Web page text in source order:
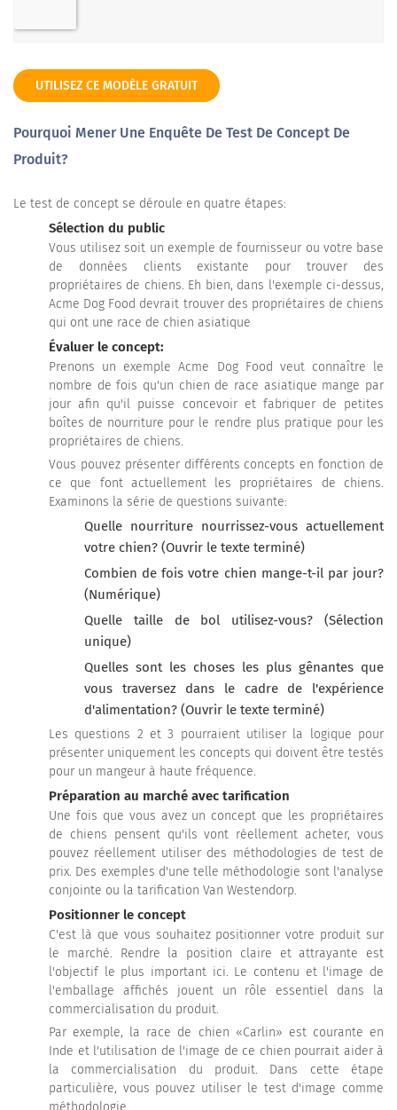
UTILISEZ CE MODÈLE GRATUIT
Pourquoi Mener Une Enquête De Test De Concept De
Produit?
Le test de concept se déroule en quatre étapes:
Sélection du public
Vous utilisez soit un exemple de fournisseur ou votre base
de données clients existante pour trouver des
propriétaires de chiens. Eh bien, dans l'exemple ci-dessus,
Acme Dog Food devrait trouver des propriétaires de chiens
qui ont une race de chien asiatique
Évaluer le concept:
Prenons un exemple Acme Dog Food veut connaître le
nombre de fois qu'un chien de race asiatique mange par
jour afin qu'il puisse concevoir et fabriquer de petites
boîtes de nourriture pour le rendre plus pratique pour les
propriétaires de chiens.
Vous pouvez présenter différents concepts en fonction de
ce que font actuellement les propriétaires de chiens.
Examinons la série de questions suivante:
Quelle nourriture nourrissez-vous actuellement
votre chien? (Ouvrir le texte terminé)
Combien de fois votre chien mange-t-il par jour?
(Numérique)
Quelle taille de bol utilisez-vous? (Sélection
unique)
Quelles sont les choses les plus gênantes que
vous traversez dans le cadre de l'expérience
d'alimentation? (Ouvrir le texte terminé)
Les questions 2 et 3 pourraient utiliser la logique pour
présenter uniquement les concepts qui doivent être testés
pour un mangeur à haute fréquence.
Préparation au marché avec tarification
Une fois que vous avez un concept que les propriétaires
de chiens pensent qu'ils vont réellement acheter, vous
pouvez réellement utiliser des méthodologies de test de
prix. Des exemples d'une telle méthodologie sont l'analyse
conjointe ou la tarification Van Westendorp.
Positionner le concept
C'est là que vous souhaitez positionner votre produit sur
le marché. Rendre la position claire et attrayante est
l'objectif le plus important ici. Le contenu et l'image de
l'emballage affichés jouent un rôle essentiel dans la
commercialisation du produit.
Par exemple, la race de chien «Carlin» est courante en
Inde et l'utilisation de l'image de ce chien pourrait aider à
la commercialisation du produit. Dans cette étape
particulière, vous pouvez utiliser le test d'image comme
méthodologie.